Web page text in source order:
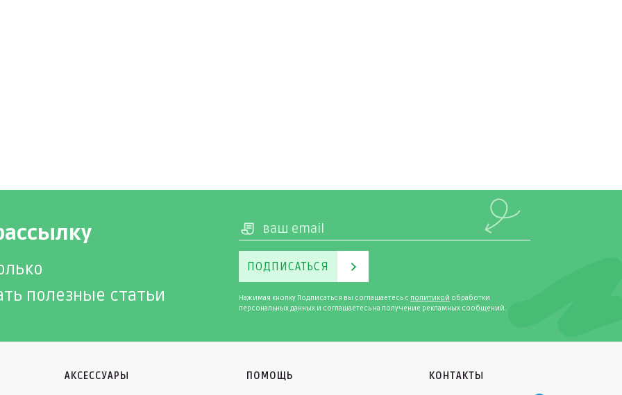
полезные статьи
ПОДПИСАТЬСЯ
Нажимая кнопку Подписаться вы соглашаетесь с политикой обработки
персональных данных и соглашаетесь на получение рекламных сообщений.
АКСЕССУАРЫ ПОМОЩЬ КОНТАКТЫ